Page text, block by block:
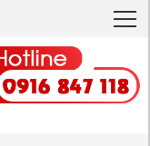
×